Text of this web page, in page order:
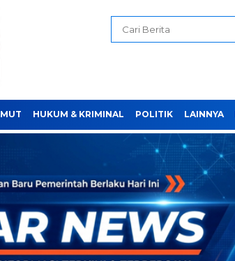
HUKUM & KRIMINAL POLITIK LAINNYA